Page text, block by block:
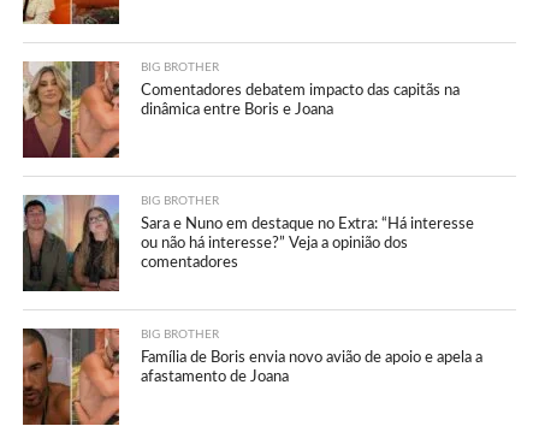
BIG BROTHER
Comentadores debatem impacto das capitãs na
dinâmica entre Boris e Joana
BIG BROTHER
Sara e Nuno em destaque no Extra: “Há interesse
ou não há interesse?” Veja a opinião dos
comentadores
BIG BROTHER
Família de Boris envia novo avião de apoio e apela a
afastamento de Joana